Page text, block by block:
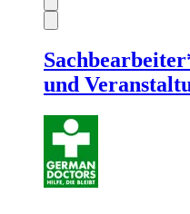
und